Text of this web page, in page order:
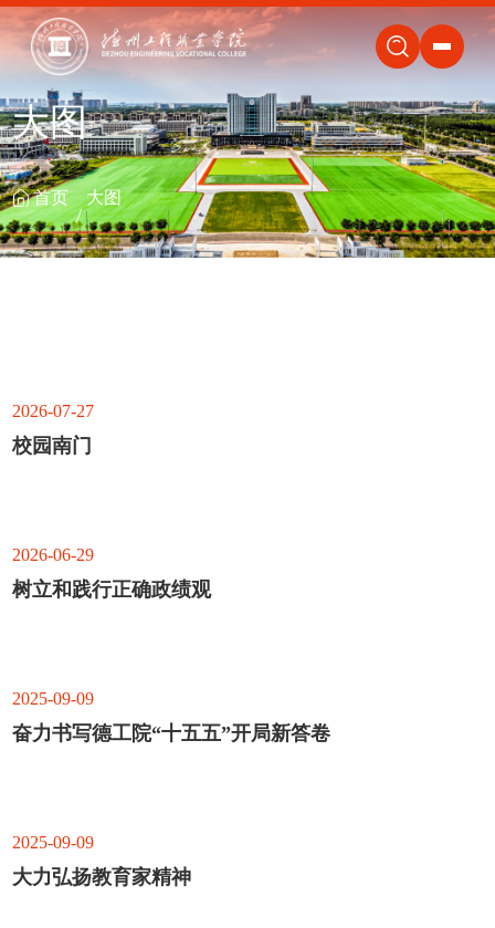
关闭
大图
首页 大图
2026-07-27
校园南门
2026-06-29
树立和践行正确政绩观
2025-09-09
奋力书写德工院“十五五”开局新答卷
2025-09-09
大力弘扬教育家精神